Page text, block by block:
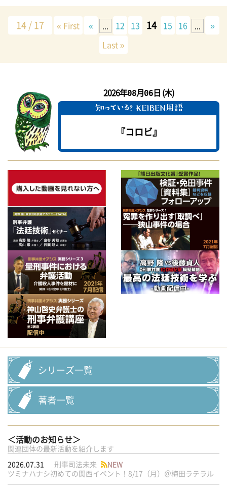
14 / 17 « First « ... 12 13 14 15 16 ...
»
Last »
2026年08月06日 (木)
『コロビ』
シリーズ一覧
著者一覧
＜活動のお知らせ＞
関連団体の最新活動を紹介します
2026.07.31
刑事司法未来
NEW
ツミナハナシ初めての関西イベント！8/17（月）＠梅田ラテラル